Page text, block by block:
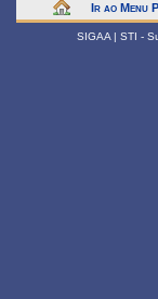
Ir ao Menu
SIGAA | STI -